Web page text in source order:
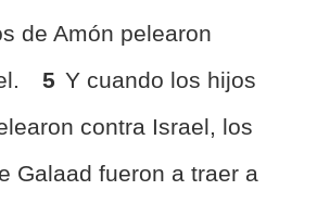
de Amón pelearon
5 Y cuando los hijos
contra Israel, los
Galaad fueron a traer a